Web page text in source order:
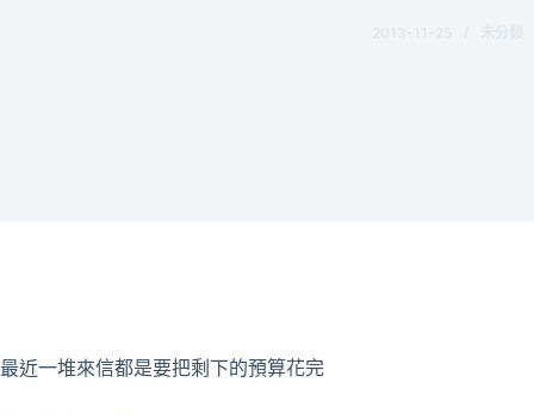
最近一堆來信都是要把剩下的預算花完